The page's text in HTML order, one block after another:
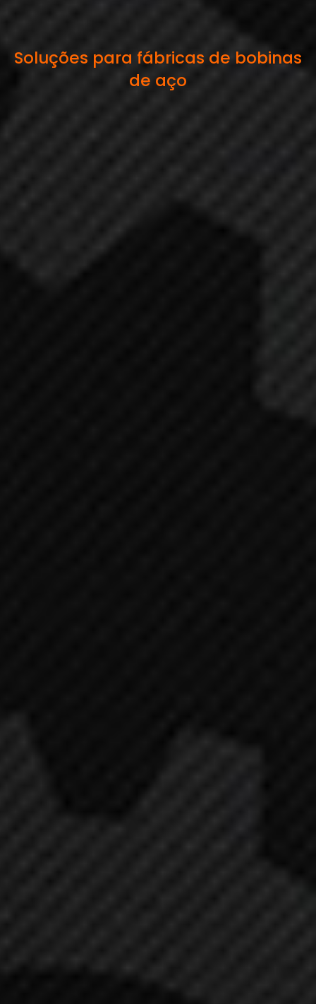
Soluções para fábricas de bobinas
de aço